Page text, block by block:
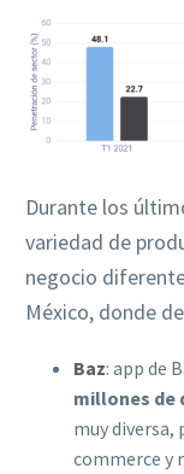
Durante los
variedad de
negocio
México, donde
Baz: app de
millones de
muy diversa,
commerce y